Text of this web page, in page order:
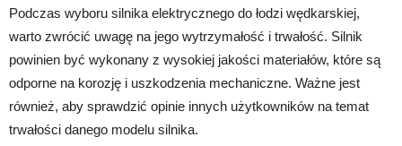
Podczas wyboru silnika elektrycznego do łodzi wędkarskiej,
warto zwrócić uwagę na jego wytrzymałość i trwałość. Silnik
powinien być wykonany z wysokiej jakości materiałów, które są
odporne na korozję i uszkodzenia mechaniczne. Ważne jest
również, aby sprawdzić opinie innych użytkowników na temat
trwałości danego modelu silnika.